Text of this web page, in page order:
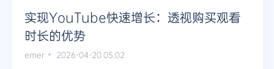
实现YouTube快速增长：透视购买观看
时长的优势
emer 2026-04-20 05:02